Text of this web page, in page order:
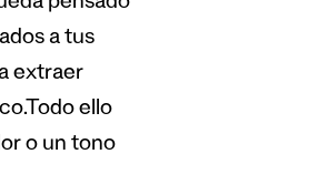
a tus
extraer
ello
o un tono